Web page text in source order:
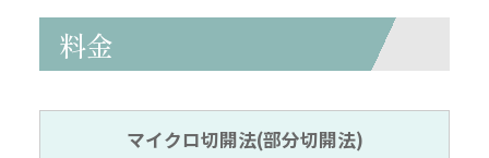
料金
マイクロ切開法(部分切開法)